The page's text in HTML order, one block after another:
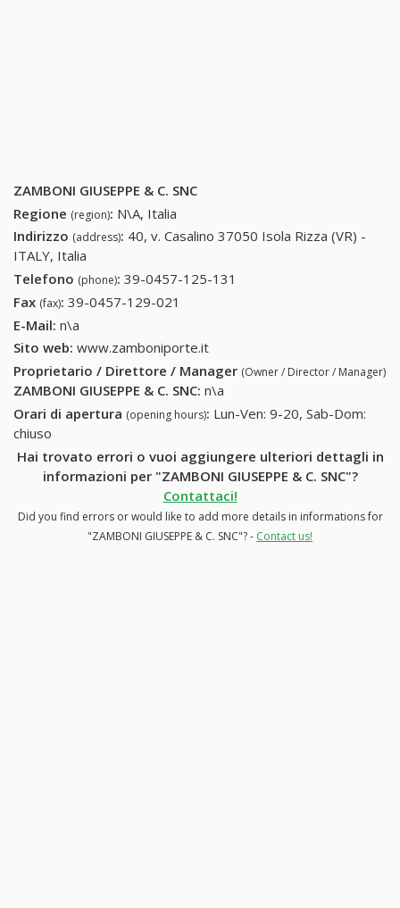
ZAMBONI GIUSEPPE & C. SNC
Regione (region): N\A, Italia
Indirizzo (address): 40, v. Casalino 37050 Isola Rizza (VR) -
ITALY, Italia
Telefono (phone): 39-0457-125-131
Fax (fax): 39-0457-129-021
E-Mail: n\a
Sito web: www.zamboniporte.it
Proprietario / Direttore / Manager (Owner / Director / Manager)
ZAMBONI GIUSEPPE & C. SNC: n\a
Orari di apertura (opening hours): Lun-Ven: 9-20, Sab-Dom:
chiuso
Hai trovato errori o vuoi aggiungere ulteriori dettagli in
informazioni per "ZAMBONI GIUSEPPE & C. SNC"?
Contattaci!
Did you find errors or would like to add more details in informations for
"ZAMBONI GIUSEPPE & C. SNC"? - Contact us!